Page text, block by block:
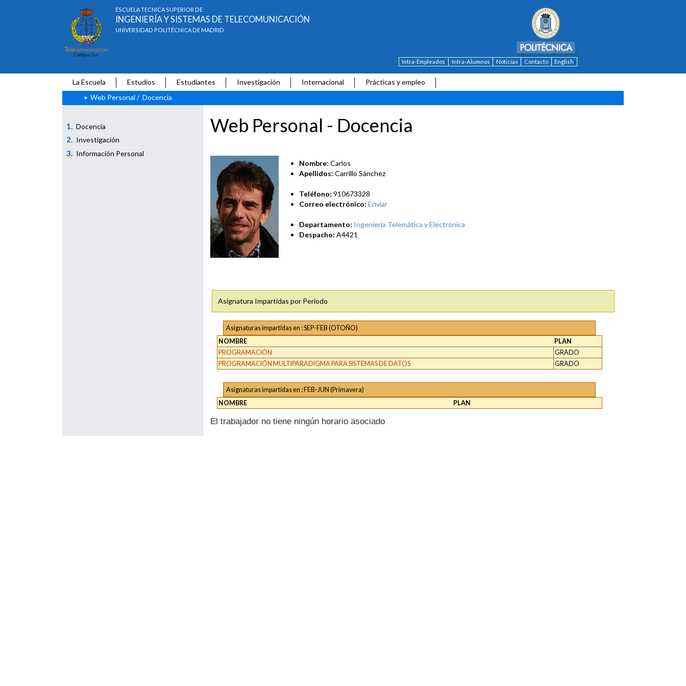
ESCUELA TÉCNICA SUPERIOR DE
INGENIERÍA Y SISTEMAS DE TELECOMUNICACIÓN
UNIVERSIDAD POLITÉCNICA DE MADRID
Intra-Empleados Intra-Alumnos Noticias Contacto English
La Escuela Estudios Estudiantes Investigación Internacional
Prácticas y empleo
Web Personal / Docencia
1. Docencia
2. Investigación
3. Información Personal
Web Personal - Docencia
Nombre: Carlos
Apellidos: Carrillo Sánchez
Teléfono: 910673328
Correo electrónico: Enviar
Departamento: Ingeniería Telemática y Electrónica
Despacho: A4421
Asignatura Impartidas por Periodo
Asignaturas impartidas en : SEP-FEB (OTOÑO)
NOMBRE
PLAN
PROGRAMACIÓN
GRADO
PROGRAMACIÓN MULTIPARADIGMA PARA SISTEMAS DE DATOS
GRADO
Asignaturas impartidas en : FEB-JUN (Primavera)
NOMBRE
PLAN
El trabajador no tiene ningún horario asociado